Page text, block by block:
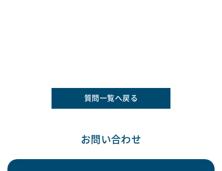
質問一覧へ戻る
お問い合わせ